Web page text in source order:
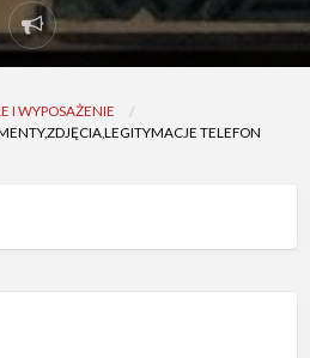
Report
problem
I WYPOSAŻENIE
TELEFON